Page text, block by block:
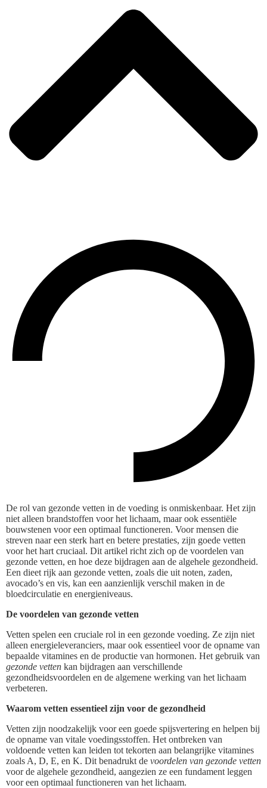
De rol van gezonde vetten in de voeding is onmiskenbaar. Het zijn
niet alleen brandstoffen voor het lichaam, maar ook essentiële
bouwstenen voor een optimaal functioneren. Voor mensen die
streven naar een sterk hart en betere prestaties, zijn goede vetten
voor het hart cruciaal. Dit artikel richt zich op de voordelen van
gezonde vetten, en hoe deze bijdragen aan de algehele gezondheid.
Een dieet rijk aan gezonde vetten, zoals die uit noten, zaden,
avocado’s en vis, kan een aanzienlijk verschil maken in de
bloedcirculatie en energieniveaus.
De voordelen van gezonde vetten
Vetten spelen een cruciale rol in een gezonde voeding. Ze zijn niet
alleen energieleveranciers, maar ook essentieel voor de opname van
bepaalde vitamines en de productie van hormonen. Het gebruik van
gezonde vetten kan bijdragen aan verschillende
gezondheidsvoordelen en de algemene werking van het lichaam
verbeteren.
Waarom vetten essentieel zijn voor de gezondheid
Vetten zijn noodzakelijk voor een goede spijsvertering en helpen bij
de opname van vitale voedingsstoffen. Het ontbreken van
voldoende vetten kan leiden tot tekorten aan belangrijke vitamines
zoals A, D, E, en K. Dit benadrukt de voordelen van gezonde vetten
voor de algehele gezondheid, aangezien ze een fundament leggen
voor een optimaal functioneren van het lichaam.